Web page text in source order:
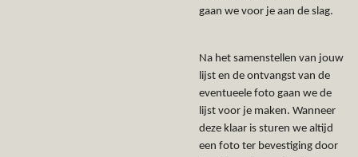
gaan we voor je aan de slag.
Na het samenstellen van jouw
lijst en de ontvangst van de
eventueele foto gaan we de
lijst voor je maken. Wanneer
deze klaar is sturen we altijd
een foto ter bevestiging door